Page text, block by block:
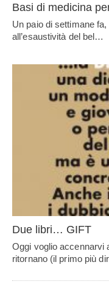
Basi di medicina
Un paio di settimane
all’esaustività del bel…
Due libri… GIFT
Oggi voglio accennarvi
ritornano (il primo più